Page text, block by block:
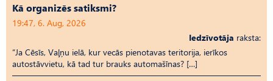
Kā organizēs satiksmi?
19:47, 6. Aug, 2026
Iedzīvotāja raksta:
“Ja Cēsīs, Vaļņu ielā, kur vecās pienotavas teritorija, ierīkos
autostāvvietu, kā tad tur brauks automašīnas? […]